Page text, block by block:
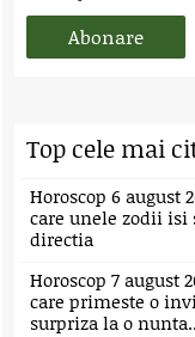
Top cele mai
Horoscop 6 august
care unele zodii isi
directia
Horoscop 7 august
care primeste o
surpriza la o